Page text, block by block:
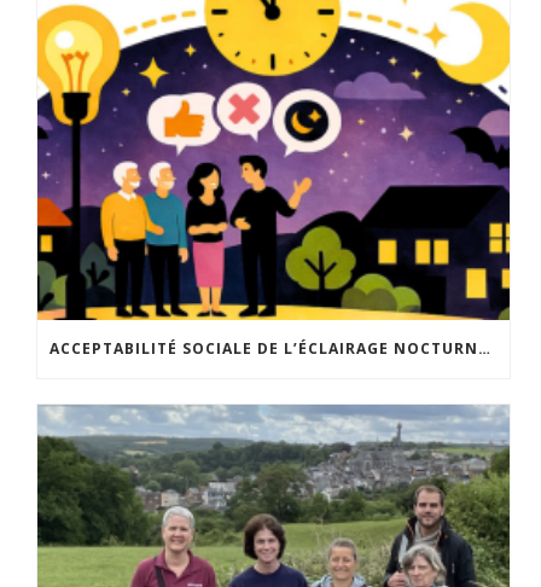
ACCEPTABILITÉ SOCIALE DE L’ÉCLAIRAGE NOCTURNE : LE REPLAY EST DISPONIBLE